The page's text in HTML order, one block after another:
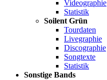
Videographie
Statistik
Soilent Grün
Tourdaten
Livegraphie
Discographie
Songtexte
Statistik
Sonstige Bands